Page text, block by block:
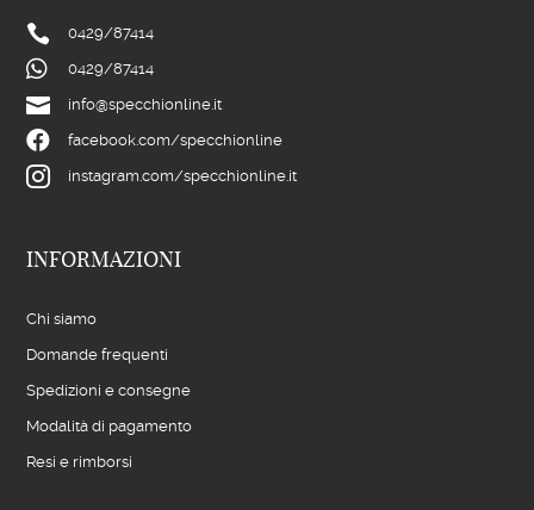
 0429/87414
 0429/87414
 info@specchionline.it
 facebook.com/specchionline
 instagram.com/specchionline.it
INFORMAZIONI
Chi siamo
Domande frequenti
Spedizioni e consegne
Modalità di pagamento
Resi e rimborsi